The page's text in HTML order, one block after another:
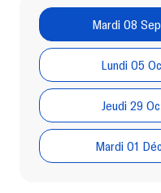
Mardi 08
Lundi 05
Jeudi 29
Mardi 01